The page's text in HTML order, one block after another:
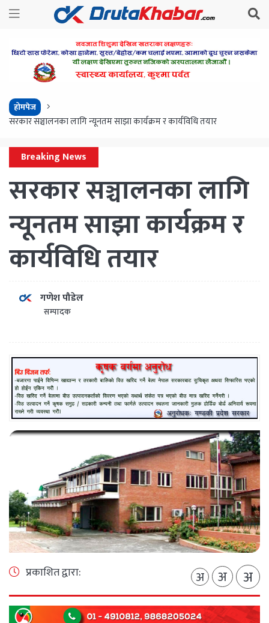
होमपेज
सरकार सञ्चालनका लागि न्यूनतम साझा कार्यक्रम र कार्यविधि तयार
Breaking News
सरकार सञ्चालनका लागि
न्यूनतम साझा कार्यक्रम र
कार्यविधि तयार
गणेश पौडेल
सम्पादक
प्रकाशित द्वारा: अ अ अ